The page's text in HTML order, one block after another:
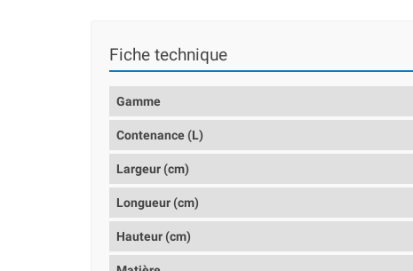
Fiche technique
Gamme
Contenance (L)
Largeur (cm)
Longueur (cm)
Hauteur (cm)